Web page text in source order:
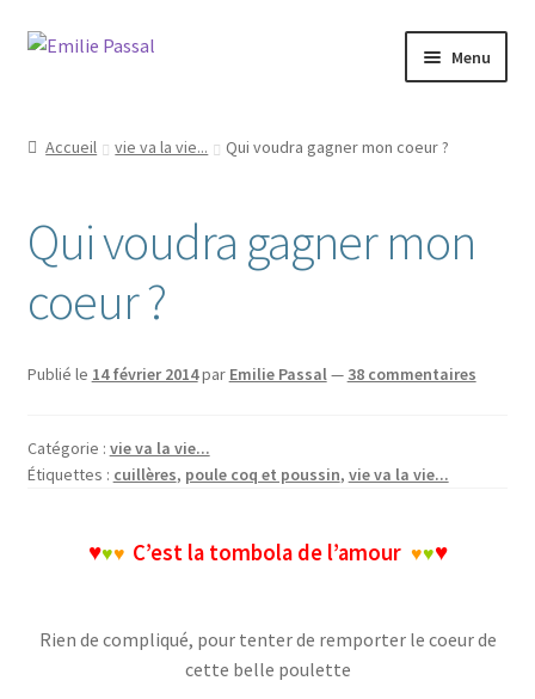
Aller
Aller
Menu
menu
enfant
Blog
La ménagerie
enfant
Cours et stages
Accueil vie va la vie... Qui voudra gagner mon coeur ?
Qui voudra gagner mon
coeur ?
Publié le 14 février 2014par Emilie Passal — 38 commentaires
Catégorie : vie va la vie...
Étiquettes : cuillères, poule coq et poussin, vie va la vie...
♥♥♥ C’est la tombola de l’amour ♥♥♥
Rien de compliqué, pour tenter de remporter le coeur de
cette belle poulette